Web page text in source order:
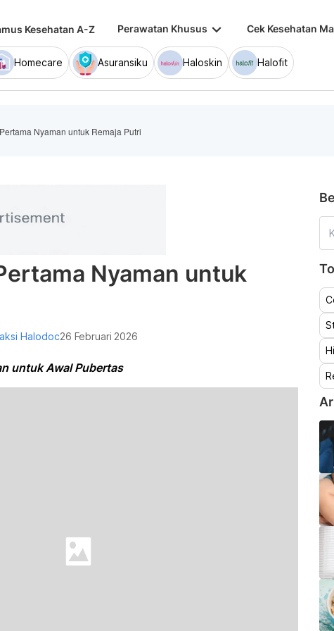
Kesehatan A-Z Perawatan Khusus keyboard_arrow_down Cek Kesehatan
Homecare Asuransiku Haloskin Halofit
Nyaman untuk Remaja Putri
Nyaman untuk
Halodoc26 Februari 2026
untuk Awal Pubertas